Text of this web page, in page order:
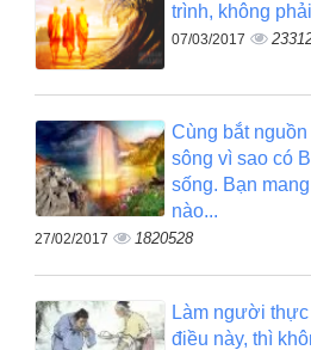
trình, không
07/03/2017
Cùng bắt
sông vì sao có
sống. Bạn
nào...
27/02/2017 1820528
Làm người
điều này, thì